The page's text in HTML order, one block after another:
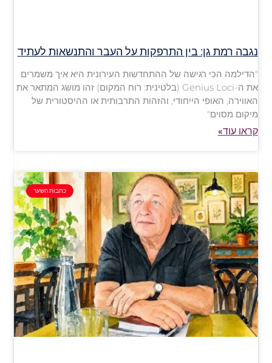
נגבה רמת גן: בין התרפקות על העבר והתנשאות לעתיד
"הדילמה הכי רגישה של ההתחדשות העירונית היא איך משמרים
את ה-Genius Loci (בלטינית: רוח המקום) זהו מושג המתאר את
האווירה, האופי הייחודי, והזהות התרבותית או ההיסטורית של
מיקום מסוים"
קראו עוד»
כתבות השער